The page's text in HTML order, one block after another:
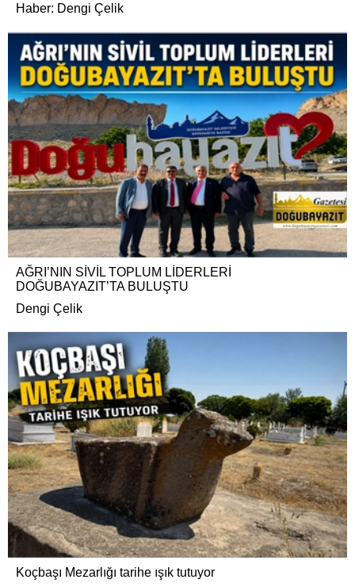
Haber: Dengi Çelik
AĞRI’NIN SİVİL TOPLUM LİDERLERİ
DOĞUBAYAZIT’TA BULUŞTU
Dengi Çelik
Koçbaşı Mezarlığı tarihe ışık tutuyor